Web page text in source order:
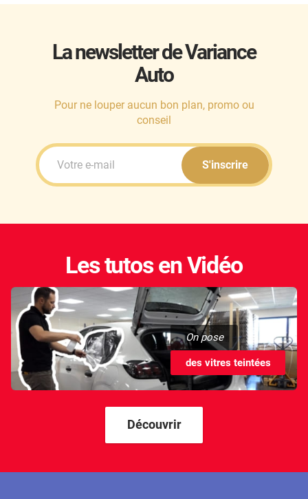
La newsletter de Variance
Auto
Pour ne louper aucun bon plan, promo ou
conseil
S'inscrire
Les tutos en Vidéo
On pose
des vitres teintées
Découvrir